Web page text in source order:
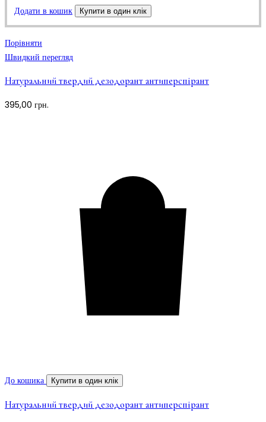
Додати в кошик Купити в один клік
Порівняти
Швидкий перегляд
Натуральний твердий дезодорант антиперспірант
395,00 грн.
До кошика Купити в один клік
Натуральний твердий дезодорант антиперспірант